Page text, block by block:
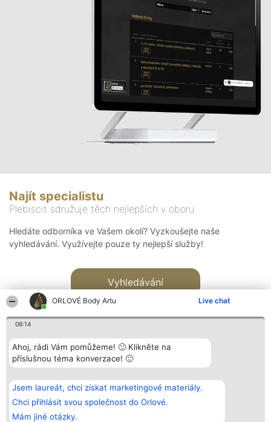
ORLOVÉ Body Artu Live chat
06:14
Ahoj, rádi Vám pomůžeme! 🙂 Klikněte na
příslušnou téma konverzace! 🙂
Jsem laureát, chci získat marketingové materiály.
Chci přihlásit svou společnost do Orlové.
Mám jiné otázky.
Najít specialistu
Plebiscit sdružuje těch nejlepších v oboru
Hledáte odborníka ve Vašem okolí? Vyzkoušejte naše
vyhledávání. Využívejte pouze ty nejlepší služby!
Vyhledávání
Bright Side Solutions sp. z o.
o. sp. k.
ul. Ruska 22
Wrocław 50-079
KRS 0000749100 | Regon
Vítězové
Seznam všech
laureátů
Zásady
Kontakt